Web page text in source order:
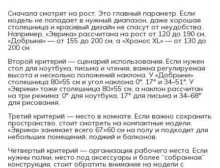
Сначала смотрят на рост. Это главный параметр. Если
модель не попадает в нужный диапазон, даже хорошая
столешница и красивый дизайн не спасут от неудобства.
Например, «Эврика» рассчитана на рост от 120 до 190 см,
«Добрыня» — от 155 до 200 см, а «Хронос XL» — от 130 до
200 см.
Второй критерий — сценарий использования. Если нужен
стол для ноутбука, письма и чтения, важна регулируемая
высота и несколько положений наклона. У «Добрыни»
столешница 80×55 см и угол наклона 0°, 17° и 34–51°. У
«Эврики» тоже столешница 80×55 см, а наклон рассчитан
на три режима: 0° для ноутбука, 17° для письма и 34–68°
для рисования.
Третий критерий — место в комнате. Если важно сохранить
пространство, стоит смотреть на компактные модели.
«Эврика» занимает всего 67×60 см на полу и подходит для
небольших помещений, лоджий и балконов.
Четвертый критерий — организация рабочего места. Если
нужны полки, место под аксессуары и более “собранная”
конструкция, стоит обратить внимание на модели с